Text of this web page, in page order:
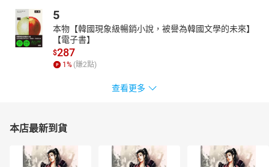
5
本物【韓國現象級暢銷小說，被譽為韓國文學的未來】
【電子書】
$287
1 % (賺2點)
查看更多
本店最新到貨